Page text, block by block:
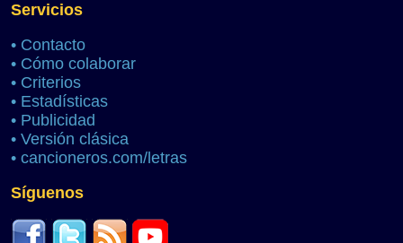
Servicios
• Contacto
• Cómo colaborar
• Criterios
• Estadísticas
• Publicidad
• Versión clásica
• cancioneros.com/letras
Síguenos